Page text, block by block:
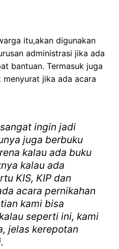
itu,akan digunakan
administrasi jika ada
bantuan. Termasuk juga
jika ada acara
ingin jadi
juga berbuku
kalau ada buku
kalau ada
KIS, KIP dan
acara pernikahan
kami bisa
seperti ini, kami
jelas kerepotan